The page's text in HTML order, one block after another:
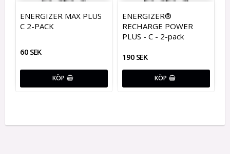
Lägg till i favoritlistan
Lägg till i favoritlistan
ENERGIZER MAX PLUS
C 2-PACK
60 SEK
KÖP
ENERGIZER®
RECHARGE POWER
PLUS - C - 2-pack
190 SEK
KÖP